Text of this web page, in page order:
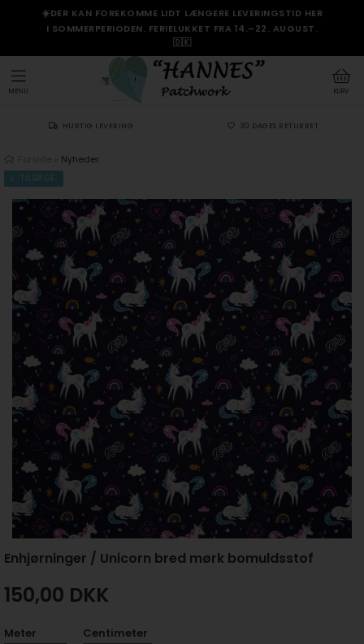
☀️DER KAN FOREKOMME LIDT LÆNGERE LEVERINGSTID HER
I SOMMERPERIODEN. FERIELUKKET FRA 14.–22. AUGUST.
🇩🇰
KURV
MENU
HURTIG LEVERING 30 DAGES RETURRET
Nyheder
TILBAGE
Enhjørninger / Unicorn bred mørk bomuldsstof
150,00 DKK
Meter Centimeter